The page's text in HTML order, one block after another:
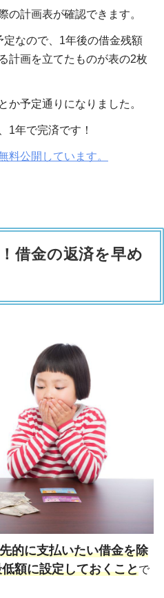
計画表が確認できます。
なので、1年後の借金残額
計画を立てたものが表の2枚
か予定通りになりました。
1年で完済です！
料公開しています。
借金の返済を早め
的に支払いたい借金を除
額に設定しておくことで